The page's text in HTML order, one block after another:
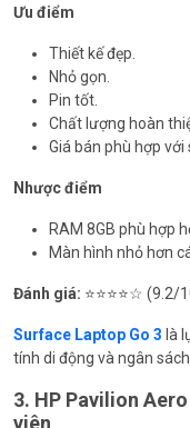
Ưu điểm
Thiết kế đẹp.
Nhỏ gọn.
Pin tốt.
Chất lượng hoàn
Giá bán phù hợp với
Nhược điểm
RAM 8GB phù hợp
Màn hình nhỏ hơn
Đánh giá: ⭐⭐⭐⭐☆ (9.2/
Surface Laptop Go 3 là
tính di động và ngân
3. HP Pavilion
viên